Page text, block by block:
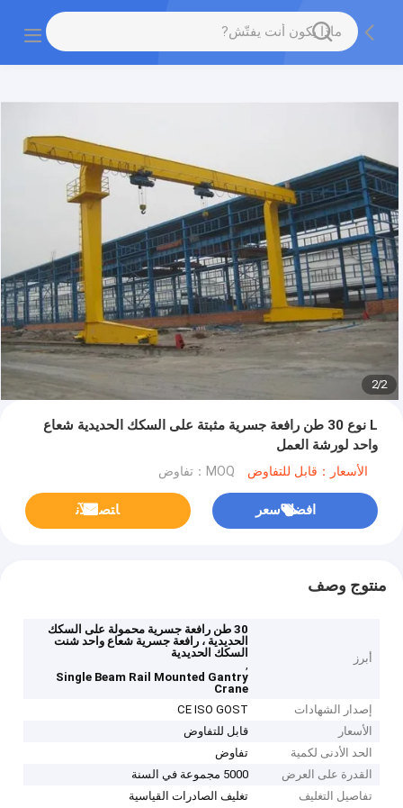
gtag('config', 'G-QWE9HWC3PF', {cookie_flags:
"SameSite=None;Secure"});
2
/
2
L نوع 30 طن رافعة جسرية مثبتة على السكك الحديدية شعاع
واحد لورشة العمل
الأسعار：قابل للتفاوض MOQ：تفاوض
افضل سعر ﺎﺘﺼﻟ ﺍﻶﻧ
منتوج وصف
أبرز
30 طن رافعة جسرية محمولة على السكك
الحديدية ، رافعة جسرية شعاع واحد شنت
السكك الحديدية
,
Single Beam Rail Mounted Gantry
Crane
إصدار الشهادات
CE ISO GOST
الأسعار
قابل للتفاوض
الحد الأدنى لكمية
تفاوض
القدرة على العرض
5000 مجموعة في السنة
تفاصيل التغليف
تغليف الصادرات القياسية